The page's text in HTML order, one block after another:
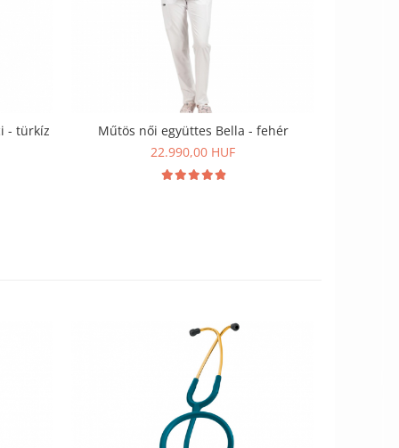
- türkíz
Műtös női együttes Bella - fehér
22.990,00 HUF